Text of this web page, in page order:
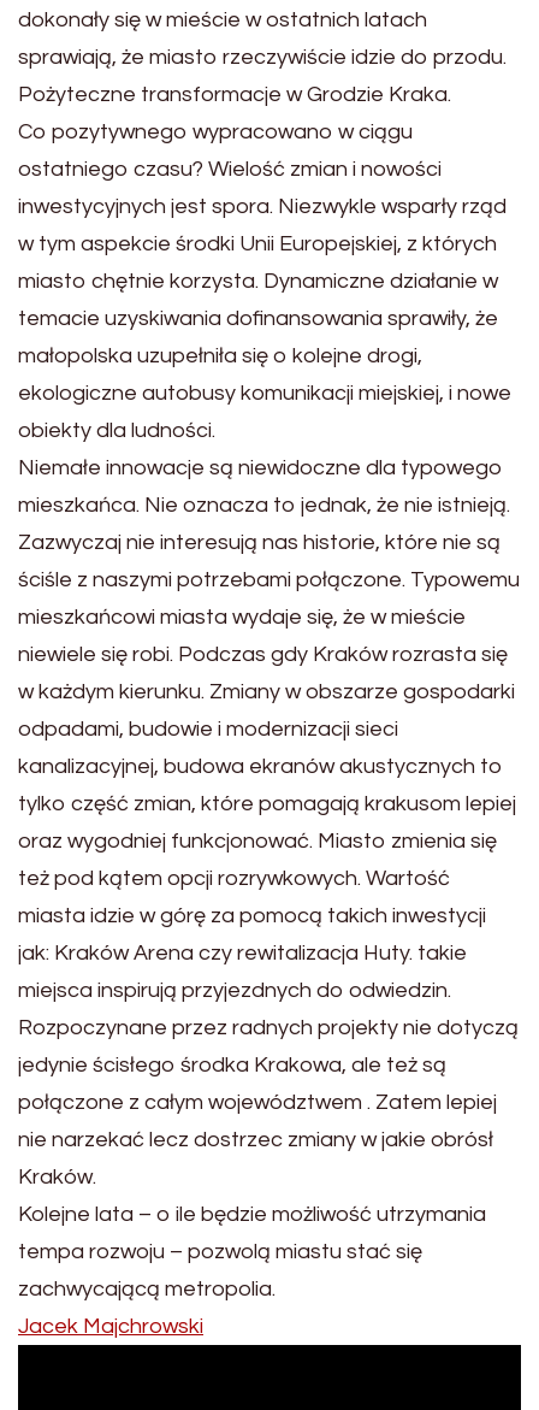
dokonały się w mieście w ostatnich latach
sprawiają, że miasto rzeczywiście idzie do przodu.
Pożyteczne transformacje w Grodzie Kraka.
Co pozytywnego wypracowano w ciągu
ostatniego czasu? Wielość zmian i nowości
inwestycyjnych jest spora. Niezwykle wsparły rząd
w tym aspekcie środki Unii Europejskiej, z których
miasto chętnie korzysta. Dynamiczne działanie w
temacie uzyskiwania dofinansowania sprawiły, że
małopolska uzupełniła się o kolejne drogi,
ekologiczne autobusy komunikacji miejskiej, i nowe
obiekty dla ludności.
Niemałe innowacje są niewidoczne dla typowego
mieszkańca. Nie oznacza to jednak, że nie istnieją.
Zazwyczaj nie interesują nas historie, które nie są
ściśle z naszymi potrzebami połączone. Typowemu
mieszkańcowi miasta wydaje się, że w mieście
niewiele się robi. Podczas gdy Kraków rozrasta się
w każdym kierunku. Zmiany w obszarze gospodarki
odpadami, budowie i modernizacji sieci
kanalizacyjnej, budowa ekranów akustycznych to
tylko część zmian, które pomagają krakusom lepiej
oraz wygodniej funkcjonować. Miasto zmienia się
też pod kątem opcji rozrywkowych. Wartość
miasta idzie w górę za pomocą takich inwestycji
jak: Kraków Arena czy rewitalizacja Huty. takie
miejsca inspirują przyjezdnych do odwiedzin.
Rozpoczynane przez radnych projekty nie dotyczą
jedynie ścisłego środka Krakowa, ale też są
połączone z całym województwem . Zatem lepiej
nie narzekać lecz dostrzec zmiany w jakie obrósł
Kraków.
Kolejne lata – o ile będzie możliwość utrzymania
tempa rozwoju – pozwolą miastu stać się
zachwycającą metropolia.
Jacek Majchrowski